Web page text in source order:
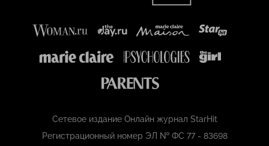
Сетевое издание Онлайн журнал StarHit
Регистрационный номер ЭЛ № ФС 77 - 83698